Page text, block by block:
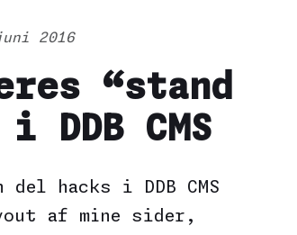
2016
“stand
CMS
hacks i DDB CMS
af mine sider,